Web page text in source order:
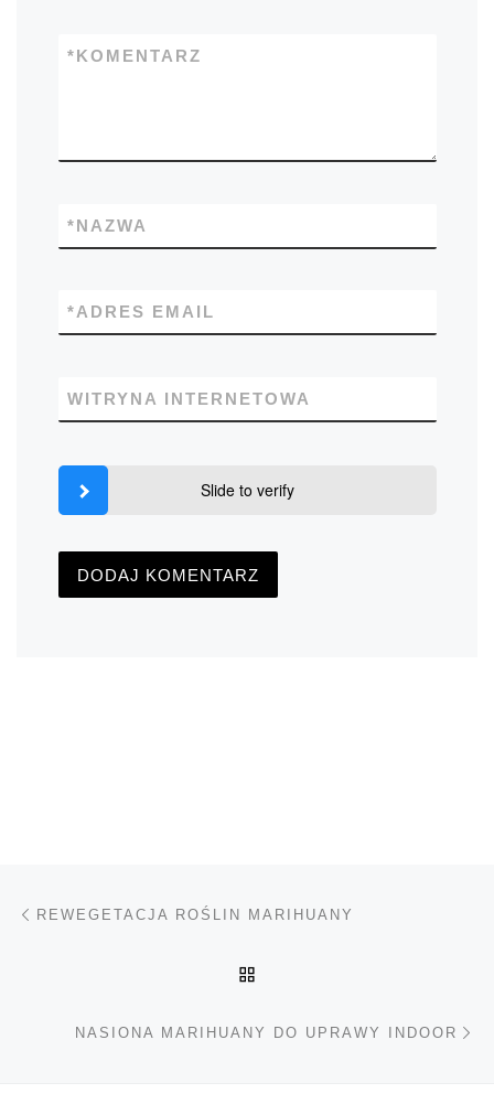
KOMENTARZ
*
NAZWA
*
ADRES EMAIL
*
WITRYNA INTERNETOWA
Slide to verify
Nawigacja wpisu
REWEGETACJA ROŚLIN MARIHUANY
NASIONA MARIHUANY DO UPRAWY INDOOR